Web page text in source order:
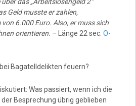
Geld musste er zahlen,
6.000 Euro. Also, er muss sich
orientieren. – Länge 22 sec. O-
Bagatelldelikten feuern?
Was passiert, wenn ich die
Besprechung übrig geblieben